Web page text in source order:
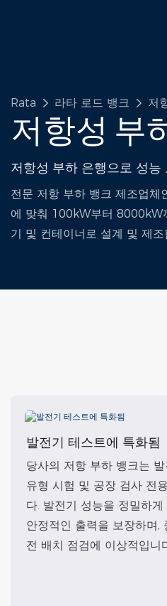
Rata 라타 로드 뱅크 저
저항성 부
저항성 부하 은행으로 성능
전문 저항 부하 뱅크 제조업
에 맞춰 100kW부터 8000kW
기 및 컨테이너로 설계 및 제조
발전기 테스트에 특화됨
당사의 저항 부하 뱅크는
유형 시험 및 공장 검사 전
다. 발전기 성능을 정밀하게
안정적인 출력을 보장하며,
전 배치 점검에 이상적입니